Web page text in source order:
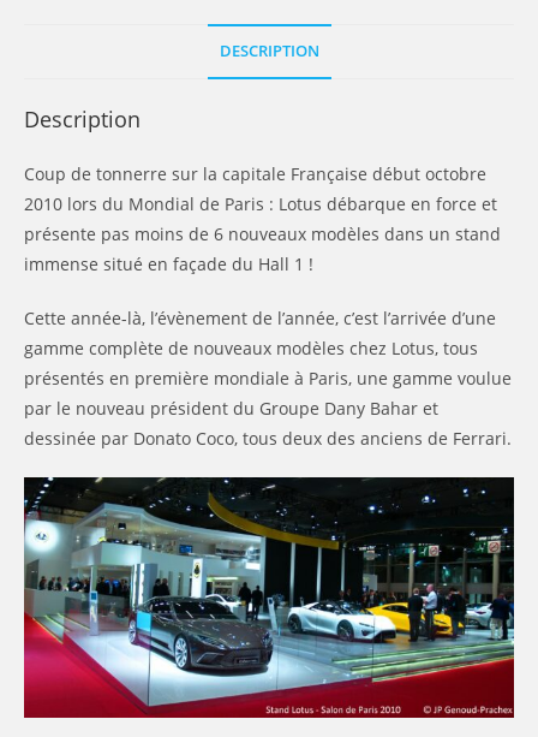
DESCRIPTION
Description
Coup de tonnerre sur la capitale Française début octobre
2010 lors du Mondial de Paris : Lotus débarque en force et
présente pas moins de 6 nouveaux modèles dans un stand
immense situé en façade du Hall 1 !
Cette année-là, l’évènement de l’année, c’est l’arrivée d’une
gamme complète de nouveaux modèles chez Lotus, tous
présentés en première mondiale à Paris, une gamme voulue
par le nouveau président du Groupe Dany Bahar et
dessinée par Donato Coco, tous deux des anciens de Ferrari.